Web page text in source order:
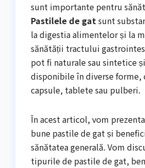
sunt importante pentru
Pastilele de gatsunt
la digestia alimentelor și la
sănătății tractului
pot fi naturale sau sintetice
disponibile în diverse forme,
capsule, tablete sau pulberi.
În acest articol, vom
bune pastile de gat și
sănătatea generală. Vom
tipurile de pastile de gat,